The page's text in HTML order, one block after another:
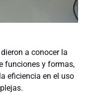
a conocer la
funciones y formas,
eficiencia en el uso